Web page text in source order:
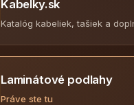
Kabelky.sk
Katalóg kabeliek, tašiek a
Laminátové podlahy
Práve ste tu